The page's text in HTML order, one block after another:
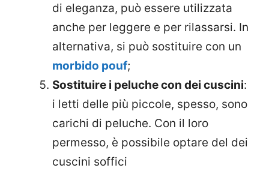
di eleganza, può essere utilizzata
anche per leggere e per rilassarsi. In
alternativa, si può sostituire con un
morbido pouf;
Sostituire i peluche con dei cuscini:
i letti delle più piccole, spesso, sono
carichi di peluche. Con il loro
permesso, è possibile optare del dei
cuscini soffici